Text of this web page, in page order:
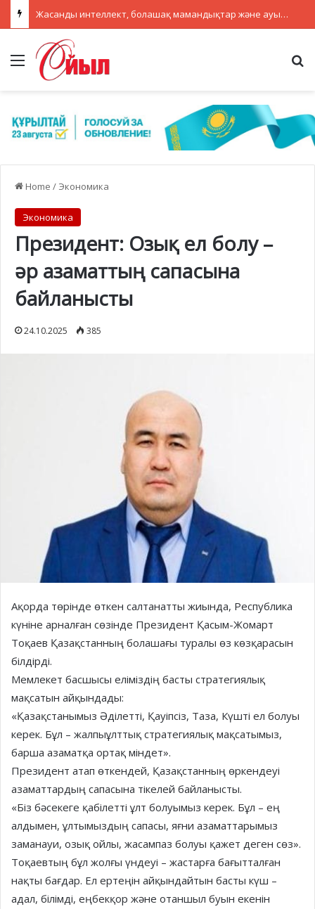
Жасанды интеллект, болашақ мамандықтар және ауылдағы кадрлар: партиялар теледебатта нені талқылады
Menu
Home / Экономика
Экономика
Президент: Озық ел болу –
әр азаматтың сапасына
байланысты
24.10.2025 385
Ақорда төрінде өткен салтанатты жиында, Республика
күніне арналған сөзінде Президент Қасым-Жомарт
Тоқаев Қазақстанның болашағы туралы өз көзқарасын
білдірді.
Мемлекет басшысы еліміздің басты стратегиялық
мақсатын айқындады:
«Қазақстанымыз Әділетті, Қауіпсіз, Таза, Күшті ел болуы
керек. Бұл – жалпыұлттық стратегиялық мақсатымыз,
барша азаматқа ортақ міндет».
Президент атап өткендей, Қазақстанның өркендеуі
азаматтардың сапасына тікелей байланысты.
«Біз бәсекеге қабілетті ұлт болуымыз керек. Бұл – ең
алдымен, ұлтымыздың сапасы, яғни азаматтарымыз
заманауи, озық ойлы, жасампаз болуы қажет деген сөз».
Тоқаевтың бұл жолғы үндеуі – жастарға бағытталған
нақты бағдар. Ел ертеңін айқындайтын басты күш –
адал, білімді, еңбекқор және отаншыл буын екенін